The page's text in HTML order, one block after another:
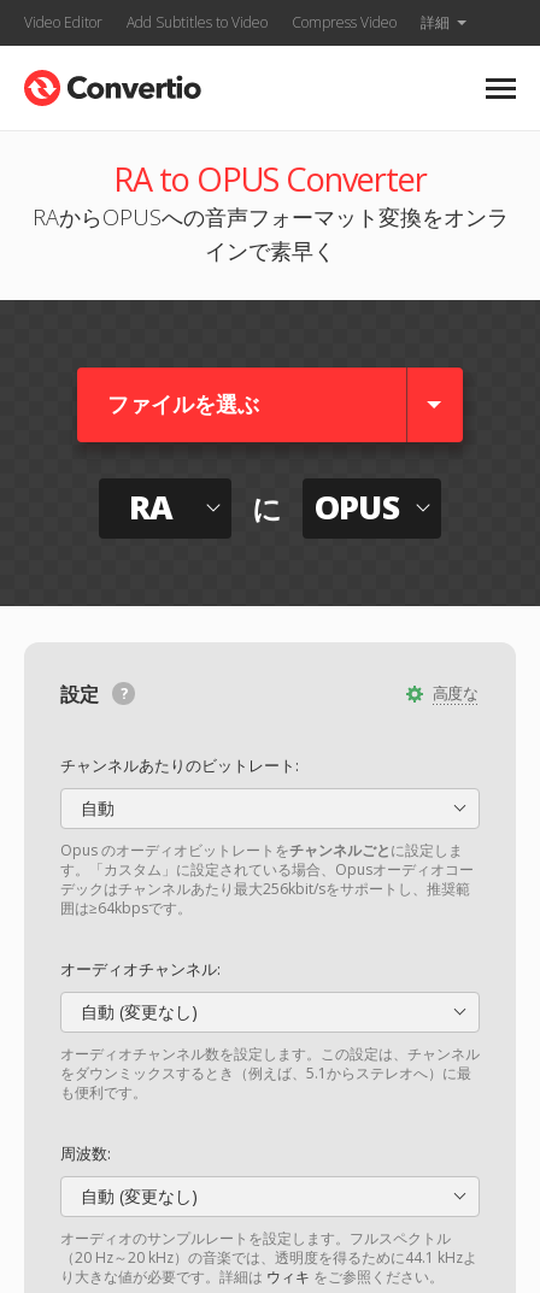
Video Editor Add Subtitles to Video Compress Video 詳細
RA to OPUS Converter
RAからOPUSへの音声フォーマット変換をオンラ
インで素早く
ファイルを選ぶ
RA に OPUS
高度な
設定
チャンネルあたりのビットレート:
自動
Opus のオーディオビットレートをチャンネルごとに設定しま
す。「カスタム」に設定されている場合、Opusオーディオコー
デックはチャンネルあたり最大256kbit/sをサポートし、推奨範
囲は≥64kbpsです。
オーディオチャンネル:
自動 (変更なし)
オーディオチャンネル数を設定します。この設定は、チャンネル
をダウンミックスするとき（例えば、5.1からステレオへ）に最
も便利です。
周波数:
自動 (変更なし)
オーディオのサンプルレートを設定します。フルスペクトル
（20 Hz～20 kHz）の音楽では、透明度を得るために44.1 kHzよ
り大きな値が必要です。詳細は ウィキ をご参照ください。